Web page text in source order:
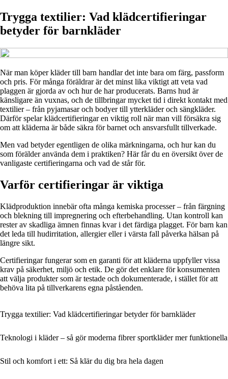
Trygga textilier: Vad klädcertifieringar
betyder för barnkläder
När man köper kläder till barn handlar det inte bara om färg, passform
och pris. För många föräldrar är det minst lika viktigt att veta vad
plaggen är gjorda av och hur de har producerats. Barns hud är
känsligare än vuxnas, och de tillbringar mycket tid i direkt kontakt med
textilier – från pyjamasar och bodyer till ytterkläder och sängkläder.
Därför spelar klädcertifieringar en viktig roll när man vill försäkra sig
om att kläderna är både säkra för barnet och ansvarsfullt tillverkade.
Men vad betyder egentligen de olika märkningarna, och hur kan du
som förälder använda dem i praktiken? Här får du en översikt över de
vanligaste certifieringarna och vad de står för.
Varför certifieringar är viktiga
Klädproduktion innebär ofta många kemiska processer – från färgning
och blekning till impregnering och efterbehandling. Utan kontroll kan
rester av skadliga ämnen finnas kvar i det färdiga plagget. För barn kan
det leda till hudirritation, allergier eller i värsta fall påverka hälsan på
längre sikt.
Certifieringar fungerar som en garanti för att kläderna uppfyller vissa
krav på säkerhet, miljö och etik. De gör det enklare för konsumenten
att välja produkter som är testade och dokumenterade, i stället för att
behöva lita på tillverkarens egna påståenden.
Trygga textilier: Vad klädcertifieringar betyder för barnkläder
Teknologi i kläder – så gör moderna fibrer sportkläder mer funktionella
Stil och komfort i ett: Så klär du dig bra hela dagen